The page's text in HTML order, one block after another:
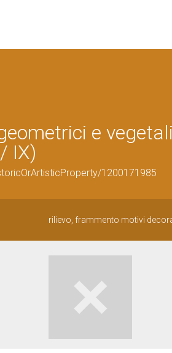
e
IX)
1200171985
rilievo, frammento motivi